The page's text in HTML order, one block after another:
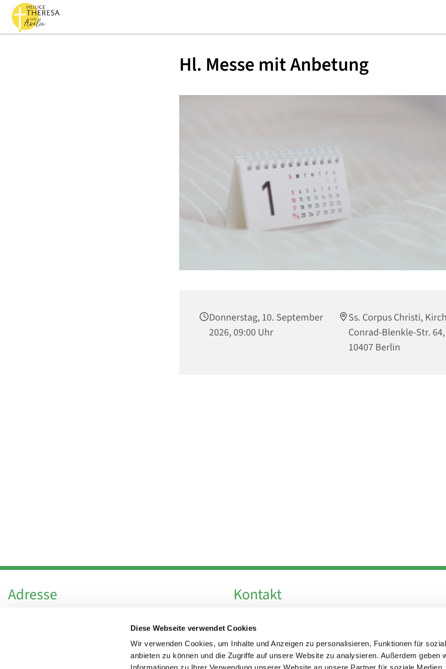
Diese Webseite verwendet Cookies
Wir verwenden Cookies, um Inhalte und Anzeigen zu personalisieren, Funktionen für
anbieten zu können und die Zugriffe auf unsere Website zu analysieren. Außerdem geben
Hl. Messe mit Anbetung
Donnerstag, 10. September
2026, 09:00 Uhr
Ss. Corpus Christi,
Conrad-Blenkle-Str. 64,
10407 Berlin
Adresse
Hl. Theresa von Avila Berlin Nordost
Leitender Pfarrer - Norbert Pomplun
Kontakt
Fax +49 30 924 54 18
E-Mailinfo@theresa-von-avila-berlin.de